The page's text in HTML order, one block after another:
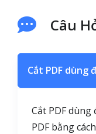
Câu
Cắt PDF dùng
Cắt PDF
PDF bằng